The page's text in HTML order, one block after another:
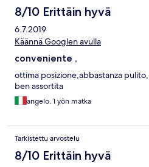
8/10 Erittäin hyvä
6.7.2019
Käännä Googlen avulla
conveniente ,
ottima posizione,abbastanza
ben assortita
angelo, 1 yön matka
Tarkistettu arvostelu
8/10 Erittäin hyvä